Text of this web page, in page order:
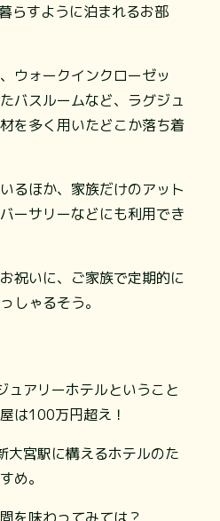
らすように泊まれるお部
ウォークインクローゼッ
バスルームなど、ラグジュ
を多く用いたどこか落ち着
るほか、家族だけのアット
ーサリーなどにも利用でき
祝いに、ご家族で定期的に
しゃるそう。
ュアリーホテルということ
は100万円超え！
大宮駅に構えるホテルのた
め。